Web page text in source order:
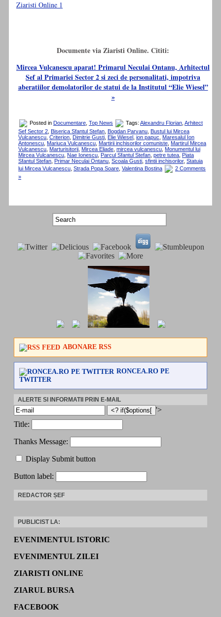
Documente via Ziaristi Online. Cititi:
Mircea Vulcanescu aparat! Primarul Neculai Ontanu, Arhitectul
Sef al Primariei Sector 2 si zeci de personalitati, impotriva
aberatiilor demolatorilor de statui de la Institutul “Elie Wiesel”
»
Posted in Documentare Top News Tags: Alexandru Florian Arhitect
Sef Sector 2
Biserica Sfantul Stefan Bogdan Parvanu
Bustul lui Mircea
Vulcanescu Criterion Dimitrie Gusti Elie Wiesel ion papuc
Maresalul Ion
Antonescu Mariuca Vulcanescu Martirii inchisorilor comuniste Martirul Mircea
Vulcanescu Marturisitorii Mircea Eliade mircea vulcanescu Monumentul lui
Mircea Vulcanescu Nae Ionescu Parcul Sfantul Stefan petre tutea
Piata
Sfantul Stefan
Primar Neculai Ontanu Scoala Gusti sfintii inchisorilor, Statuia
lui Mircea Vulcanescu Strada Popa Soare Valentina Bostina
2 Comments
»
ABONARE RSS
RONCEA.RO PE
TWITTER
ALERTE SI INFORMATII PRIN E-MAIL
'>
Title:
Thanks Message:
Display Submit button
Button label:
REDACTOR ȘEF
PUBLICIST LA:
EVENIMENTUL ISTORIC
EVENIMENTUL ZILEI
ZIARISTI ONLINE
ZIARUL BURSA
FACEBOOK